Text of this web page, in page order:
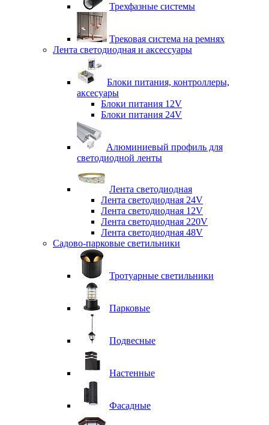
Трехфазные системы
Трековая система на ремнях
Лента светодиодная и аксессуары
Блоки питания, контроллеры,
аксесуары
Блоки питания 12V
Блоки питания 24V
Алюминиевый профиль для
светодиодной ленты
Лента светодиодная
Лента светодиодная 24V
Лента светодиодная 12V
Лента светодиодная 220V
Лента светодиодная 48V
Садово-парковые светильники
Тротуарные светильники
Парковые
Подвесные
Настенные
Фасадные